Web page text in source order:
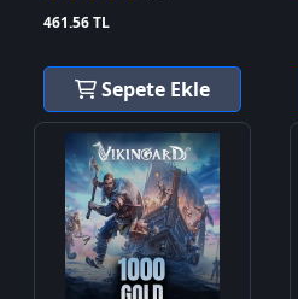
461.56 TL
Sepete Ekle